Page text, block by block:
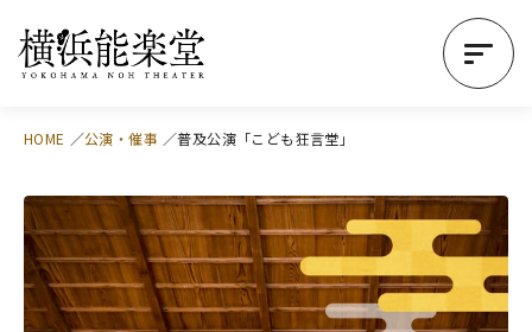
HOME 公演・催事 普及公演「こども狂言堂」